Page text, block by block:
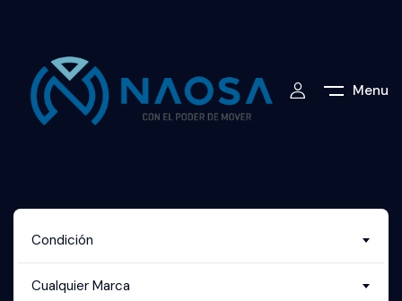
Menu
Condición
Cualquier Marca